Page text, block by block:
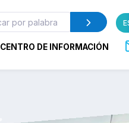
CENTRO DE INFORMACIÓN